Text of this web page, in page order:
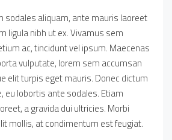
sodales aliquam, ante mauris laoreet
ligula nibh ut ex. Vivamus sem
ac, tincidunt vel ipsum. Maecenas
vulputate, lorem sem accumsan
elit turpis eget mauris. Donec dictum
eu lobortis ante sodales. Etiam
a gravida dui ultricies. Morbi
mollis, at condimentum est feugiat.